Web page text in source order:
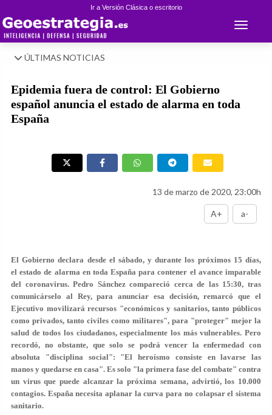
Ir a Versión Clásica o escritorio
Toggle
ÚLTIMAS NOTICIAS
Epidemia fuera de control: El Gobierno
español anuncia el estado de alarma en toda
España
13 de marzo de 2020, 23:00h
A+ a-
El Gobierno declara desde el sábado, y durante los próximos 15 días,
el estado de alarma en toda España para contener el avance imparable
del coronavirus. Pedro Sánchez compareció cerca de las 15:30, tras
comunicárselo al Rey, para anunciar esa decisión, remarcó que el
Ejecutivo movilizará recursos "económicos y sanitarios, tanto públicos
como privados, tanto civiles como militares", para "proteger" mejor la
salud de todos los ciudadanos, especialmente los más vulnerables. Pero
recordó, no obstante, que solo se podrá vencer la enfermedad con
absoluta "disciplina social": "El heroísmo consiste en lavarse las
manos y quedarse en casa". Es solo "la primera fase del combate" contra
un virus que puede alcanzar la próxima semana, advirtió, los 10.000
contagios. España necesita aplanar la curva para no colapsar el sistema
sanitario.